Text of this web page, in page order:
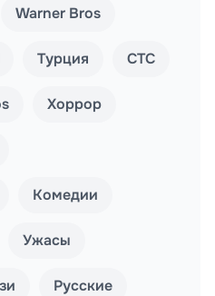
Warner Bros
Турция СТС
Хоррор
Комедии
Ужасы
Русские